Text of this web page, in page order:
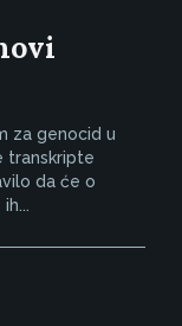
za genocid u
transkripte
da će o